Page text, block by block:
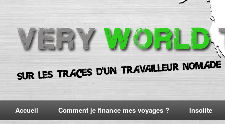
Accueil Comment je finance mes voyages ? Insolite